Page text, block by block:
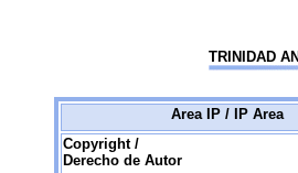
TRINIDAD
Area IP / IP Area
Copyright /
Derecho de Autor